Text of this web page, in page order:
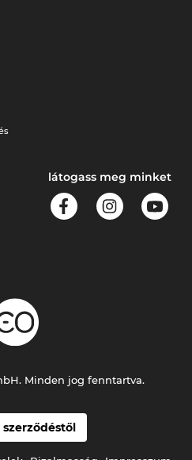
látogass meg minket
szerződéstől
Minden jog fenntartva.